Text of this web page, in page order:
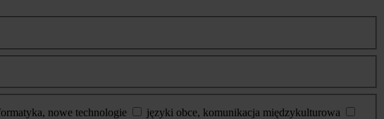
nowe technologie
języki obce, komunikacja międzykulturowa